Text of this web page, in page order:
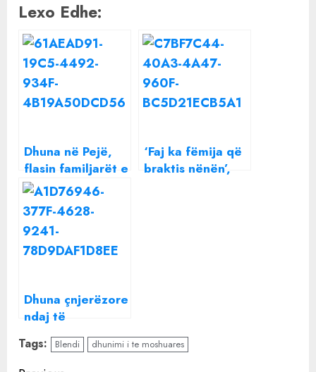
Lexo Edhe:
Dhuna në Pejë,
flasin familjarët e
të moshuarës:
Jemi të tmerruar
‘Faj ka fëmija që
braktis nënën’,
Dhuna çnjerëzore
ndaj të
moshuarës në
Pejë, reagon e
bija: Tani do ta
Tags: Blendi dhunimi i te moshuares